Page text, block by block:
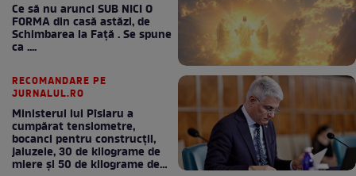
Ce să nu arunci SUB NICI O
FORMA din casă astăzi, de
Schimbarea la Față . Se spune
ca ....
RECOMANDARE PE
JURNALUL.RO
Ministerul lui Pîslaru a
cumpărat tensiometre,
bocanci pentru construcții,
jaluzele, 30 de kilograme de
miere și 50 de kilograme de